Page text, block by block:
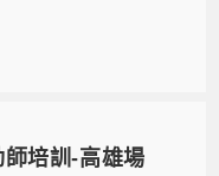
培訓-高雄場